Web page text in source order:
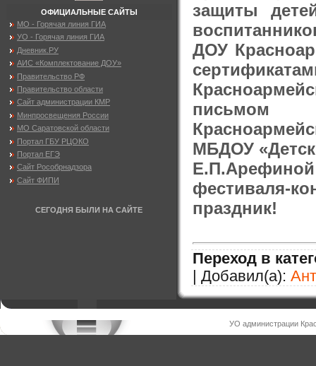
защиты
ДОУ
письмом
МБДОУ
Е.П.Арефиной
фестиваля-
праздник!
Переход в
| Добавил(а):
ОФИЦИАЛЬНЫЕ САЙТЫ
МО - Горячая линия ГИА
УО - Горячая линия ГИА
Дневник.РУ
АИС «Комплектование ДОУ»
Правительство РФ
Правительство области
Сайт администрации КМР
Минпросвещения России
МО Саратовской области
Портал ГБУ РЦОКО
Портал ЕГЭ
Сайт Рособрнадзора
Сайт ФИПИ
СЕГОДНЯ БЫЛИ НА САЙТЕ
УО администрации